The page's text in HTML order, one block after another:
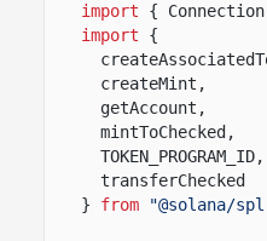
import
{ Connection,
import
{
createMint,
getAccount,
mintToChecked,
TOKEN_PROGRAM_ID,
transferChecked
}
from "@solana/